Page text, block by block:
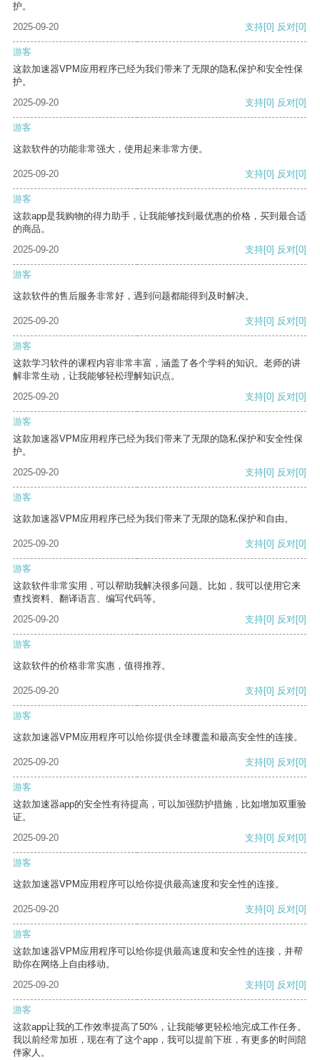
护。
2025-09-20
支持[0] 反对[0]
游客
这款加速器VPM应用程序已经为我们带来了无限的隐私保护和安全性保
护。
2025-09-20
支持[0] 反对[0]
游客
这款软件的功能非常强大，使用起来非常方便。
2025-09-20 支持[0] 反对[0]
游客
这款app是我购物的得力助手，让我能够找到最优惠的价格，买到最合适
的商品。
2025-09-20
支持[0] 反对[0]
游客
这款软件的售后服务非常好，遇到问题都能得到及时解决。
2025-09-20 支持[0] 反对[0]
游客
这款学习软件的课程内容非常丰富，涵盖了各个学科的知识。老师的讲
解非常生动，让我能够轻松理解知识点。
2025-09-20
支持[0] 反对[0]
游客
这款加速器VPM应用程序已经为我们带来了无限的隐私保护和安全性保
护。
2025-09-20
支持[0] 反对[0]
游客
这款加速器VPM应用程序已经为我们带来了无限的隐私保护和自由。
2025-09-20 支持[0] 反对[0]
游客
这款软件非常实用，可以帮助我解决很多问题。比如，我可以使用它来
查找资料、翻译语言、编写代码等。
2025-09-20
支持[0] 反对[0]
游客
这款软件的价格非常实惠，值得推荐。
2025-09-20 支持[0] 反对[0]
游客
这款加速器VPM应用程序可以给你提供全球覆盖和最高安全性的连接。
2025-09-20 支持[0] 反对[0]
游客
这款加速器app的安全性有待提高，可以加强防护措施，比如增加双重验
证。
2025-09-20
支持[0] 反对[0]
游客
这款加速器VPM应用程序可以给你提供最高速度和安全性的连接。
2025-09-20 支持[0] 反对[0]
游客
这款加速器VPM应用程序可以给你提供最高速度和安全性的连接，并帮
助你在网络上自由移动。
2025-09-20
支持[0] 反对[0]
游客
这款app让我的工作效率提高了50%，让我能够更轻松地完成工作任务。
我以前经常加班，现在有了这个app，我可以提前下班，有更多的时间陪
伴家人。